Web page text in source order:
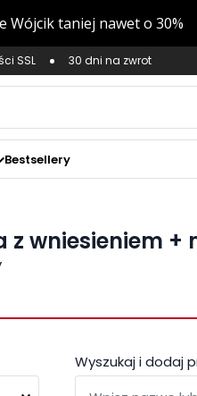
SSL 30 dni na zwrot
Bestsellery
z wniesieniem +
Wyszukaj i dodaj